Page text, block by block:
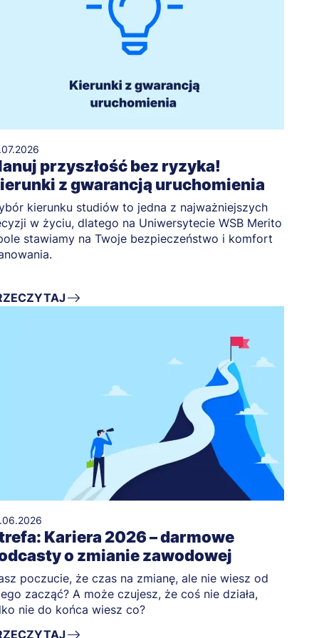
przyszłość bez ryzyka!
z gwarancją uruchomienia
kierunku studiów to jedna z najważniejszych
w życiu, dlatego na Uniwersytecie WSB Merito
stawiamy na Twoje bezpieczeństwo i komfort
Kariera 2026 – darmowe
o zmianie zawodowej
poczucie, że czas na zmianę, ale nie wiesz od
zacząć? A może czujesz, że coś nie działa,
nie do końca wiesz co?